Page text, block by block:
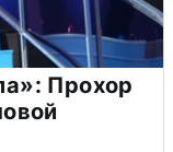
Прохор